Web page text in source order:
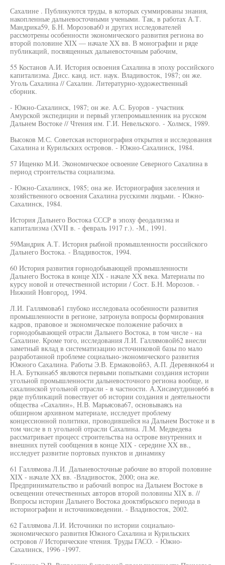
Сахалине . Публикуются труды, в которых суммированы знания,
накопленные дальневосточными учеными. Так, в работах А.Т.
Мандрика59, Б.Н. Морозова60 и других исследователей
рассмотрены особенности экономического развития региона во
второй половине XIX — начале XX вв. В монографии и ряде
публикаций, посвященных дальневосточным рабочим,
55 Костанов А.И. История освоения Сахалина в эпоху российского
капитализма. Дисс. канд. ист. наук. Владивосток, 1987; он же.
Уголь Сахалина // Сахалин. Литературно-художественный
сборник.
- Южно-Сахалинск, 1987; он же. А.С. Буоров - участник
Амурской экспедиции и первый углепромышленник на русском
Дальнем Востоке // Чтения им. Г.И. Невельского. - Холмск, 1989.
Высоков М.С. Советская историография открытия и исследования
Сахалина и Курильских островов. - Южно-Сахалинск, 1984.
57 Ищенко М.И. Экономическое освоение Северного Сахалина в
период строительства социализма.
- Южно-Сахалинск, 1985; она же. Историография заселения и
хозяйственного освоения Сахалина русскими людьми. - Южно-
Сахалинск, 1984.
История Дальнего Востока СССР в эпоху феодализма и
капитализма (XVII в. - февраль 1917 г.). -М., 1991.
59Мандрик А.Т. История рыбной промышленности российского
Дальнего Востока. - Владивосток, 1994.
60 История развития горнодобывающей промышленности
Дальнего Востока в конце XIX - начале XX века. Материалы по
курсу новой и отечественной истории / Сост. Б.Н. Морозов. -
Нижний Новгород, 1994.
Л.И. Галлямова61 глубоко исследовала особенности развития
промышленности в регионе, затронула вопросы формирования
кадров, правовое и экономическое положение рабочих в
горнодобывающей отрасли Дальнего Востока, в том числе - на
Сахалине. Кроме того, исследования Л.И. Галлямовой62 внесли
заметный вклад в систематизацию источниковой базы по мало
разработанной проблеме социально-экономического развития
Южного Сахалина. Работы Э.В. Ермаковой63, А.П. Деревянко64 и
Н.А. Буткина65 являются первыми попытками создания истории
угольной промышленности дальневосточного региона вообще, и
сахалинской угольной отрасли - в частности. А.Хисамутдинов66 в
ряде публикаций повествует об истории создания и деятельности
общества «Сахалин», Н.В. Марьясова67, основываясь на
обширном архивном материале, исследует проблему
концессионной политики, проводившейся на Дальнем Востоке и в
том числе в п угольной отрасли Сахалина. Л.М. Медведева
рассматривает процесс строительства на острове внутренних и
внешних путей сообщения в конце XIX - середине XX вв.,
исследует развитие портовых пунктов и динамику
61 Галлямова Л.И. Дальневосточные рабочие во второй половине
XIX - начале XX вв. -Владивосток, 2000; она же.
Предпринимательство и рабочий вопрос на Дальнем Востоке в
освещении отечественных авторов второй половины XIX в. //
Вопросы истории Дальнего Востока дооктябрьского периода в
историографии и источниковедении. - Владивосток, 2002.
62 Галлямова Л.И. Источники по истории социально-
экономического развития Южного Сахалина и Курильских
островов // Исторические чтения. Труды ГАСО. - Южно-
Сахалинск, 1996 -1997.